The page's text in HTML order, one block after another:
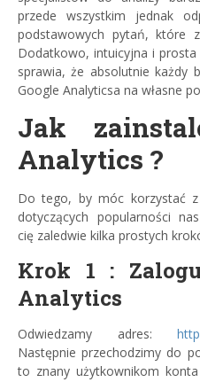
przede wszystkim jednak
podstawowych pytań, które
Dodatkowo, intuicyjna i prosta
sprawia, że absolutnie każdy
Google Analyticsa na własne
Jak
Analytics ?
Do tego, by móc korzystać
dotyczących popularności
cię zaledwie kilka prostych
Krok 1 :
Analytics
Odwiedzamy adres:
Następnie przechodzimy do
to znany użytkownikom